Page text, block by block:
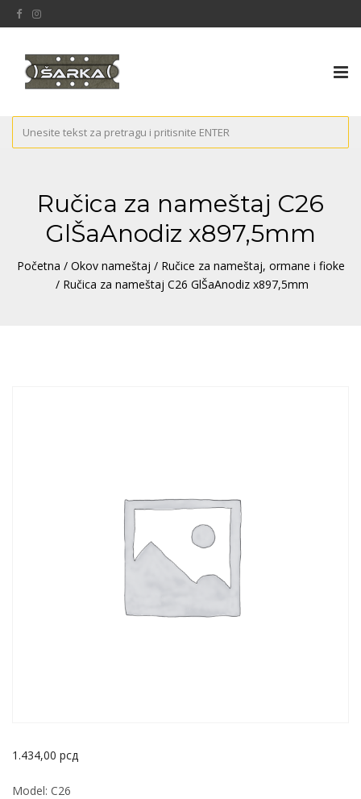
Ručica za nameštaj C26
GlŠaAnodiz x897,5mm
Početna / Okov nameštaj / Ručice za nameštaj, ormane i fioke
/ Ručica za nameštaj C26 GlŠaAnodiz x897,5mm
1.434,00 рсд
Model: C26